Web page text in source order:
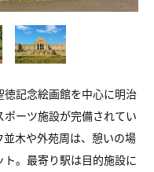
記念絵画館を中心に明治
ーツ施設が完備されてい
木や外苑周は、憩いの場
。最寄り駅は目的施設に